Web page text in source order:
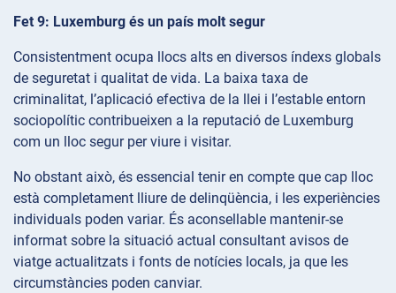
Fet 9: Luxemburg és un país molt segur
Consistentment ocupa llocs alts en diversos índexs globals
de seguretat i qualitat de vida. La baixa taxa de
criminalitat, l’aplicació efectiva de la llei i l’estable entorn
sociopolític contribueixen a la reputació de Luxemburg
com un lloc segur per viure i visitar.
No obstant això, és essencial tenir en compte que cap lloc
està completament lliure de delinqüència, i les experiències
individuals poden variar. És aconsellable mantenir-se
informat sobre la situació actual consultant avisos de
viatge actualitzats i fonts de notícies locals, ja que les
circumstàncies poden canviar.